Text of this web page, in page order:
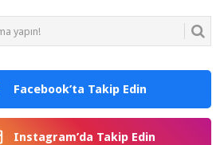
Facebook’ta Takip Edin
Instagram’da Takip Edin